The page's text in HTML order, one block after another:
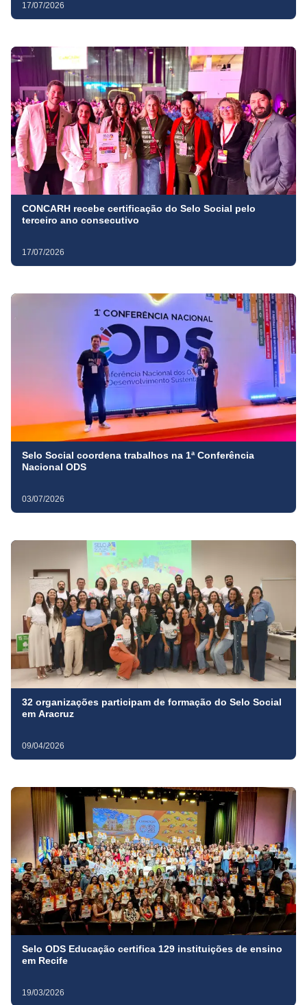
17/07/2026
CONCARH recebe certificação do Selo Social pelo
terceiro ano consecutivo
17/07/2026
Selo Social coordena trabalhos na 1ª Conferência
Nacional ODS
03/07/2026
32 organizações participam de formação do Selo Social
em Aracruz
09/04/2026
Selo ODS Educação certifica 129 instituições de ensino
em Recife
19/03/2026